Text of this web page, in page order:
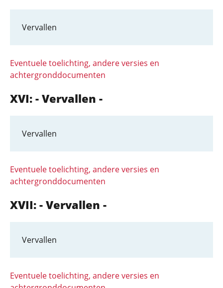
Vervallen
Eventuele toelichting, andere versies en
achtergronddocumenten
XVI: - Vervallen -
Vervallen
Eventuele toelichting, andere versies en
achtergronddocumenten
XVII: - Vervallen -
Vervallen
Eventuele toelichting, andere versies en